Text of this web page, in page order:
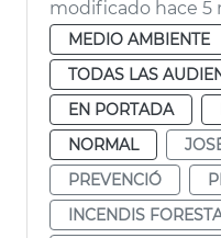
modificado hace 5
MEDIO AMBIENTE
TODAS LAS
EN PORTADA
NORMAL
PREVENCIÓ
INCENDIS